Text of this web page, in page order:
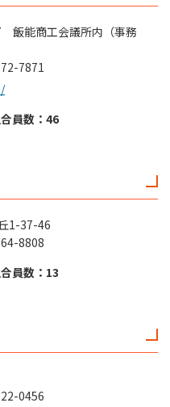
能商工会議所内（事務
7871
員数：46
1-37-46
8808
員数：13
0456